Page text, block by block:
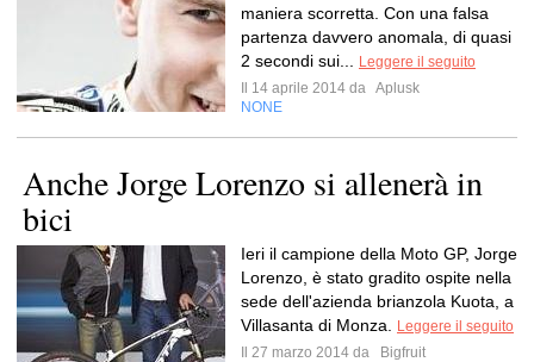
maniera scorretta. Con una falsa
partenza davvero anomala, di quasi
2 secondi sui...
Leggere il seguito
Il 14 aprile 2014 da Aplusk
NONE
Anche Jorge Lorenzo si allenerà in
bici
Ieri il campione della Moto GP, Jorge
Lorenzo, è stato gradito ospite nella
sede dell'azienda brianzola Kuota, a
Villasanta di Monza.
Leggere il seguito
Il 27 marzo 2014 da
Bigfruit